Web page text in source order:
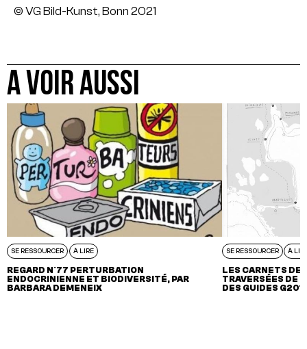
© VG Bild-Kunst, Bonn 2021
A VOIR AUSSI
SE RESSOURCER À LIRE
REGARD N°77 PERTURBATION
ENDOCRINIENNE ET BIODIVERSITÉ, PAR
BARBARA DEMENEIX
SE RESSOURCER À
LES CARNETS DE
TRAVERSÉES DE
DES GUIDES